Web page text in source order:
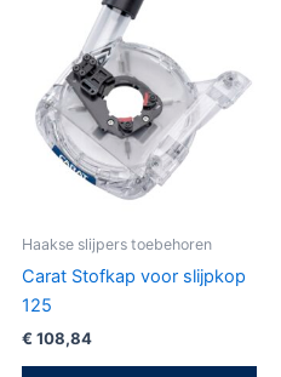
Haakse slijpers toebehoren
Carat Stofkap voor slijpkop
125
€ 108,84